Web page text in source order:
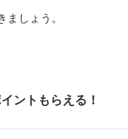
しょう。
ント もらえる！